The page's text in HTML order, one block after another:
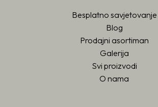
Besplatno savjetovanje
Blog
Prodajni asortiman
Galerija
Svi proizvodi
O nama